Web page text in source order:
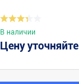
В наличии
Цену уточняйте